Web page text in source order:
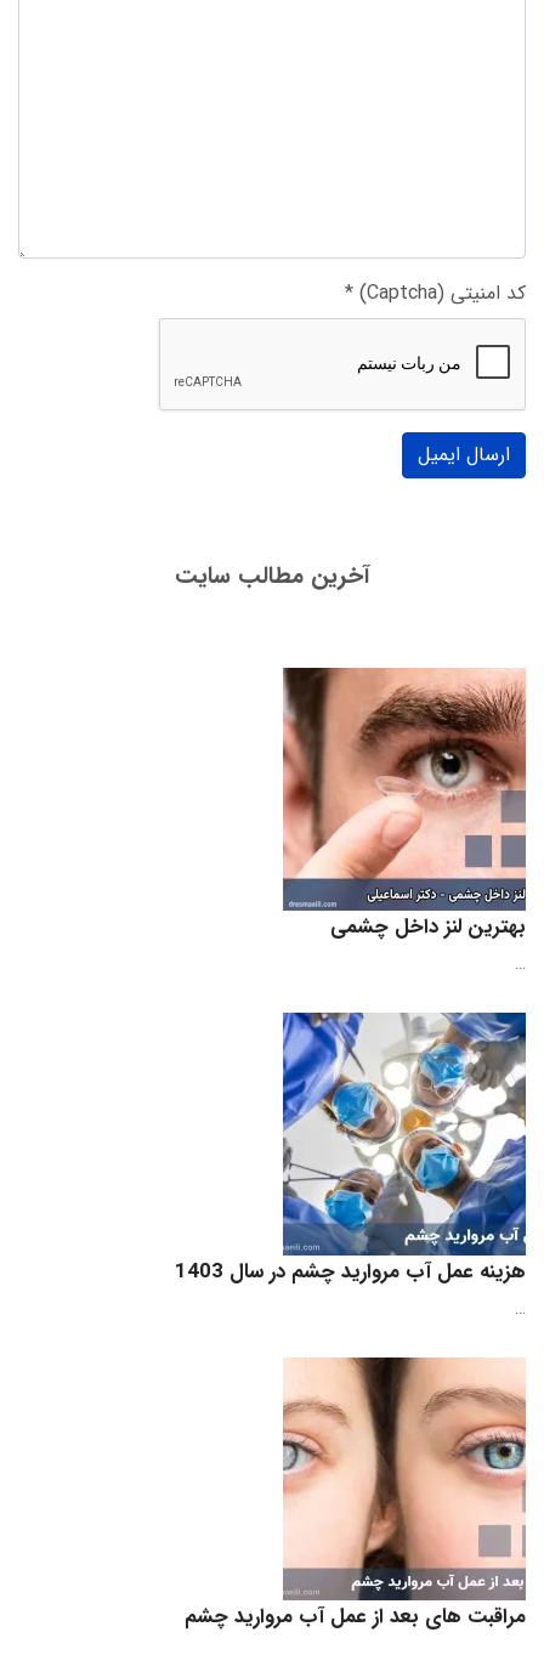
کد امنیتی (Captcha) *
ارسال ایمیل
آخرین مطالب سایت
بهترین لنز داخل چشمی
...
هزینه عمل آب مروارید چشم در سال 1403
...
مراقبت‌ های بعد از عمل آب مروارید چشم